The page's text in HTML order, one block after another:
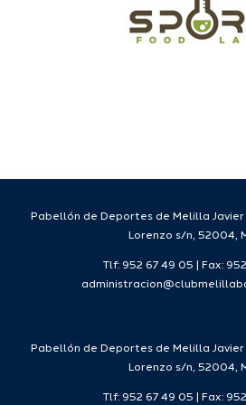
Pabellón de Deportes de Melilla
Lorenzo s/n, 52004,
Tlf: 952 67 49 05 | Fax: 952
Pabellón de Deportes de Melilla
Lorenzo s/n, 52004,
Tlf: 952 67 49 05 | Fax: 952